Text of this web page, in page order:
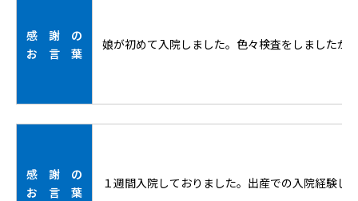
感 謝 の
お 言 葉
娘が初めて入院しました。色々検査をしましたが
感 謝 の
お 言 葉
１週間入院しておりました。出産での入院経験